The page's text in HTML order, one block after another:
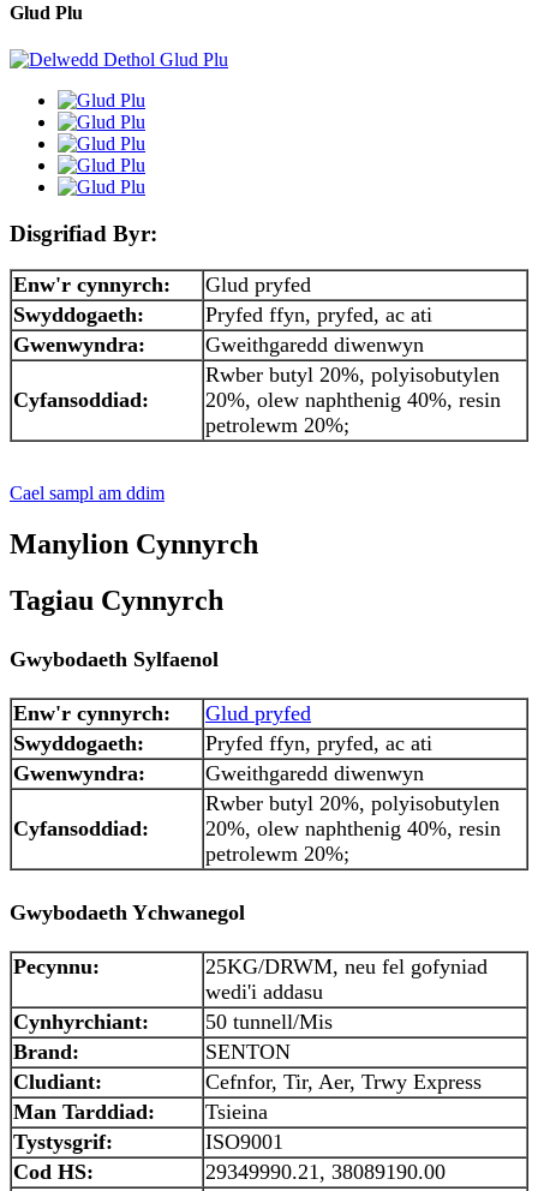
Glud Plu
Disgrifiad Byr:
Enw'r cynnyrch:
Glud pryfed
Swyddogaeth:
Pryfed ffyn, pryfed, ac ati
Gwenwyndra:
Gweithgaredd diwenwyn
Cyfansoddiad:
Rwber butyl 20%, polyisobutylen
20%, olew naphthenig 40%, resin
petrolewm 20%;
Cael sampl am ddim
Manylion Cynnyrch
Tagiau Cynnyrch
Gwybodaeth Sylfaenol
Enw'r cynnyrch:
Glud pryfed
Swyddogaeth:
Pryfed ffyn, pryfed, ac ati
Gwenwyndra:
Gweithgaredd diwenwyn
Cyfansoddiad:
Rwber butyl 20%, polyisobutylen
20%, olew naphthenig 40%, resin
petrolewm 20%;
Gwybodaeth Ychwanegol
Pecynnu:
25KG/DRWM, neu fel gofyniad
wedi'i addasu
Cynhyrchiant:
50 tunnell/Mis
Brand:
SENTON
Cludiant:
Cefnfor, Tir, Aer, Trwy Express
Man Tarddiad:
Tsieina
Tystysgrif:
ISO9001
Cod HS:
29349990.21, 38089190.00